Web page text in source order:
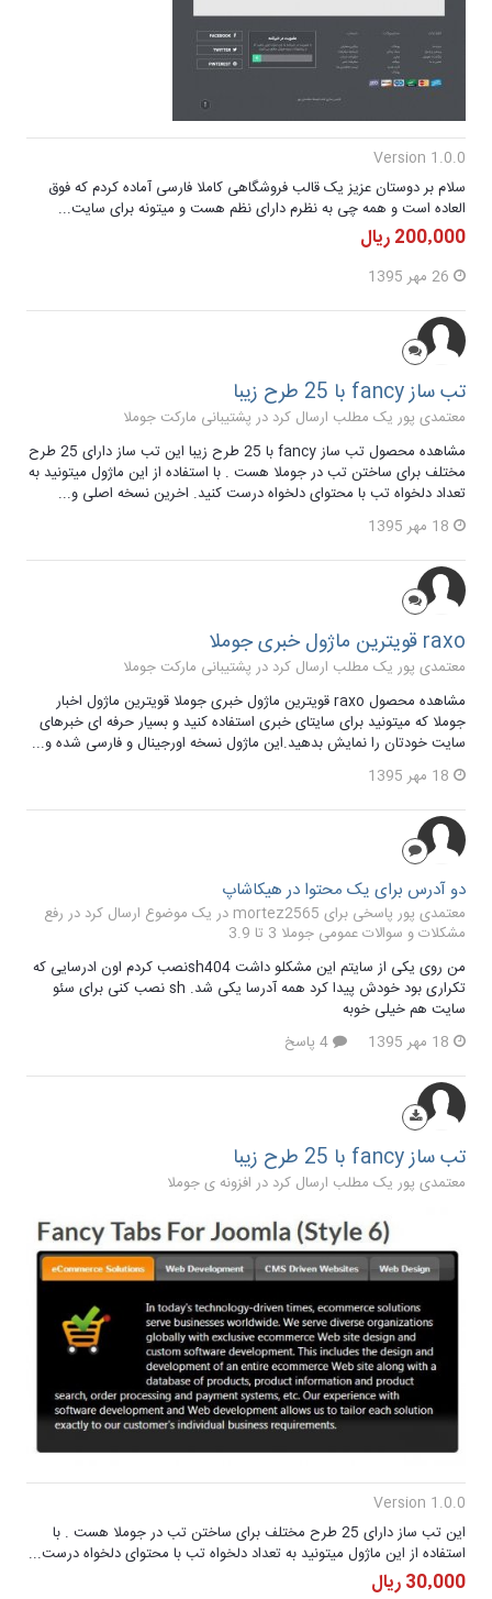
Version 1.0.0
سلام بر دوستان عزیز یک قالب فروشگاهی کاملا فارسی آماده کردم که فوق
العاده است و همه چی به نظرم دارای نظم هست و میتونه برای سایت...
200٬000 ریال
26 مهر 1395
تب ساز fancy با 25 طرح زیبا
معتمدی پور یک مطلب ارسال کرد در پشتیبانی مارکت جوملا
مشاهده محصول تب ساز fancy با 25 طرح زیبا این تب ساز دارای 25 طرح
مختلف برای ساختن تب در جوملا هست . با استفاده از این ماژول میتونید به
تعداد دلخواه تب با محتوای دلخواه درست کنید. اخرین نسخه اصلی و...
18 مهر 1395
raxo قویترین ماژول خبری جوملا
معتمدی پور یک مطلب ارسال کرد در پشتیبانی مارکت جوملا
مشاهده محصول raxo قویترین ماژول خبری جوملا قویترین ماژول اخبار
جوملا که میتونید برای سایتای خبری استفاده کنید و بسیار حرفه ای خبرهای
سایت خودتان را نمایش بدهید.این ماژول نسخه اورجینال و فارسی شده و...
18 مهر 1395
دو آدرس برای یک محتوا در هیکاشاپ
معتمدی پور پاسخی برای mortez2565 در یک موضوع ارسال کرد در
رفع
مشکلات و سوالات عمومی جوملا 3 تا 3.9
من روی یکی از سایتم این مشکلو داشت sh404نصب کردم اون ادرسایی که
تکراری بود خودش پیدا کرد همه آدرسا یکی شد. sh نصب کنی برای سئو
سایت هم خیلی خوبه
18 مهر 1395
تب ساز fancy با 25 طرح زیبا
معتمدی پور یک مطلب ارسال کرد در افزونه ی جوملا
Version 1.0.0
این تب ساز دارای 25 طرح مختلف برای ساختن تب در جوملا هست . با
استفاده از این ماژول میتونید به تعداد دلخواه تب با محتوای دلخواه درست...
30٬000 ریال